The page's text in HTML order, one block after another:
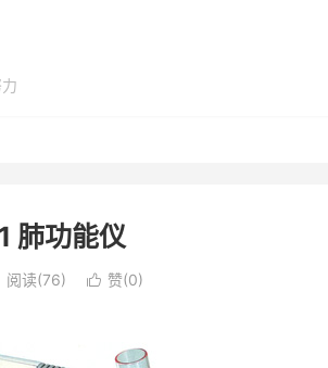
肺功能仪
阅读(76)  赞(0)